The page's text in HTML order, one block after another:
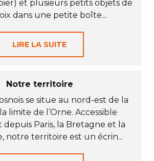
et plusieurs petits objets de
dans une petite boîte...
LIRE LA SUITE
Notre territoire
se situe au nord-est de la
limite de l’Orne. Accessible
depuis Paris, la Bretagne et la
notre territoire est un écrin...